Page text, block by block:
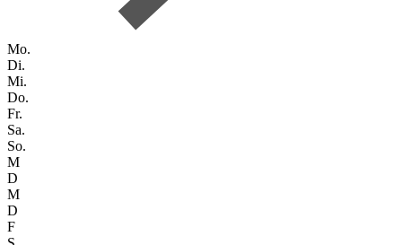
Mo.
Di.
Mi.
Do.
Fr.
Sa.
So.
M
D
M
D
F